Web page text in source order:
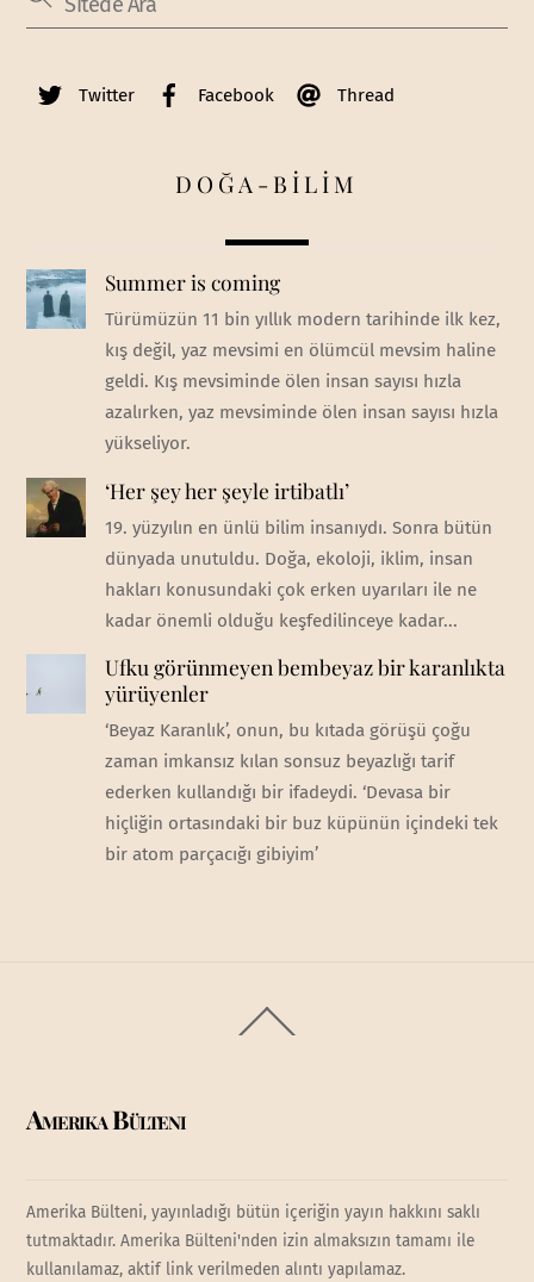
Twitter Facebook Thread
DOĞA-BİLİM
Summer is coming
Türümüzün 11 bin yıllık modern tarihinde ilk kez,
kış değil, yaz mevsimi en ölümcül mevsim haline
geldi. Kış mevsiminde ölen insan sayısı hızla
azalırken, yaz mevsiminde ölen insan sayısı hızla
yükseliyor.
‘Her şey her şeyle irtibatlı’
19. yüzyılın en ünlü bilim insanıydı. Sonra bütün
dünyada unutuldu. Doğa, ekoloji, iklim, insan
hakları konusundaki çok erken uyarıları ile ne
kadar önemli olduğu keşfedilinceye kadar...
Ufku görünmeyen bembeyaz bir karanlıkta
yürüyenler
‘Beyaz Karanlık’, onun, bu kıtada görüşü çoğu
zaman imkansız kılan sonsuz beyazlığı tarif
ederken kullandığı bir ifadeydi. ‘Devasa bir
hiçliğin ortasındaki bir buz küpünün içindeki tek
bir atom parçacığı gibiyim’
To
Amerika Bülteni
Amerika Bülteni, yayınladığı bütün içeriğin yayın hakkını saklı
tutmaktadır. Amerika Bülteni'nden izin almaksızın tamamı ile
kullanılamaz, aktif link verilmeden alıntı yapılamaz.